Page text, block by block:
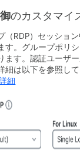
のカスタマイ
（RDP）セッショ
す。グループポリ
ます。認証ユーザ
細は以下を参照して
細